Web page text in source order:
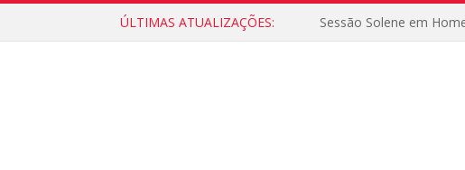
ÚLTIMAS ATUALIZAÇÕES: Sessão Solene em